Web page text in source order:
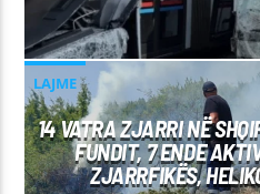
LAJME
14 VATRA ZJARRI NË
FUNDIT, 7 ENDE
ZJARRFIKËS,